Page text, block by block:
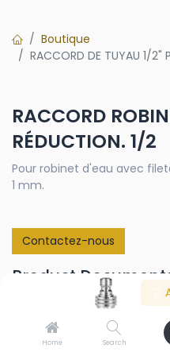
Home Search
Boutique
RACCORD DE TUYAU 1/
RACCORD
RÉDUCTION. 1/2
Pour robinet d'eau avec
1 mm.
Contactez-nous
Product